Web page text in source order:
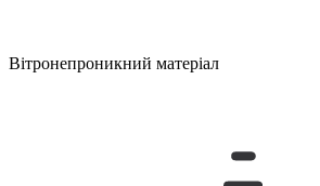
Вітронепроникний матеріал